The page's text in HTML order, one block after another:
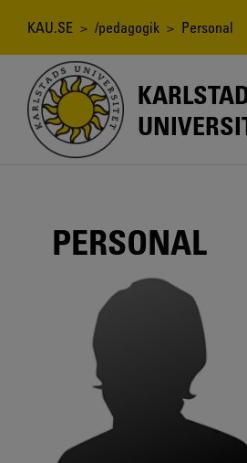
Länkstig
KAU.SE > /pedagogik > Personal
PERSONAL